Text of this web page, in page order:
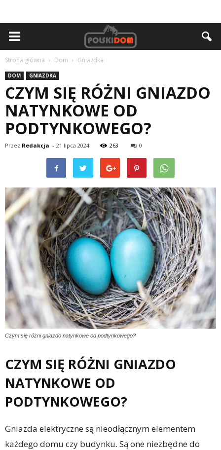
Strona główna Dom Gniazdka
DOM GNIAZDKA
CZYM SIĘ RÓŻNI GNIAZDO
NATYNKOWE OD
PODTYNKOWEGO?
Przez Redakcja - 21 lipca 2024 263 0
Czym się różni gniazdo natynkowe od podtynkowego?
CZYM SIĘ RÓŻNI GNIAZDO
NATYNKOWE OD
PODTYNKOWEGO?
Gniazda elektryczne są nieodłącznym elementem
każdego domu czy budynku. Są one niezbędne do